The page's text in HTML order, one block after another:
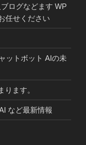
ログなどます WP
任せください
ットボット AIの未
ます。
など最新情報